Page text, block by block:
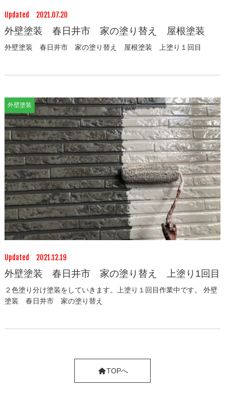
Updated 2021.07.20
外壁塗装 春日井市 家の塗り替え 屋根塗装
外壁塗装 春日井市 家の塗り替え 屋根塗装 上塗り１回目
外壁塗装
Updated 2021.12.19
外壁塗装 春日井市 家の塗り替え 上塗り1回目
２色塗り分け塗装をしていきます。上塗り１回目作業中です。 外壁
塗装 春日井市 家の塗り替え
TOPへ